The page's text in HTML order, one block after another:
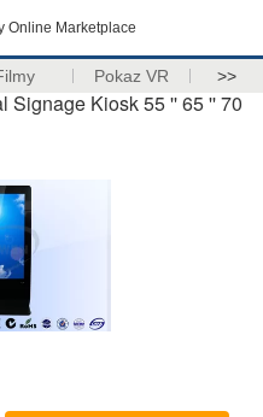
Online Marketplace
Pokaz VR >>
Signage Kiosk 55 '' 65 '' 70